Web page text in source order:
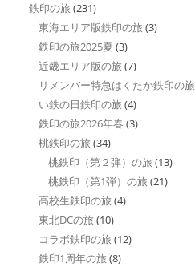
鉄印の旅 (231)
東海エリア版鉄印の旅 (3)
鉄印の旅2025夏 (3)
近畿エリア版の旅 (7)
リメンバー特急はくたか鉄印の旅
い鉄の日鉄印の旅 (4)
鉄印の旅2026年春 (3)
桃鉄印の旅 (34)
桃鉄印（第２弾）の旅 (13)
桃鉄印（第1弾）の旅 (21)
高校生鉄印の旅 (4)
東北DCの旅 (10)
コラボ鉄印の旅 (12)
鉄印1周年の旅 (8)